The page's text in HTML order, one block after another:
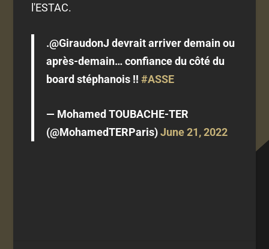
l'ESTAC.
.@GiraudonJ devrait arriver demain ou
après-demain… confiance du côté du
board stéphanois !!#ASSE
— Mohamed TOUBACHE-TER
(@MohamedTERParis)June 21, 2022